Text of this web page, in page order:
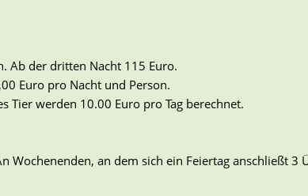
Ab der dritten Nacht 115 Euro.
Euro pro Nacht und Person.
Tier werden 10.00 Euro pro Tag berechnet.
Wochenenden, an dem sich ein Feiertag anschließt 3